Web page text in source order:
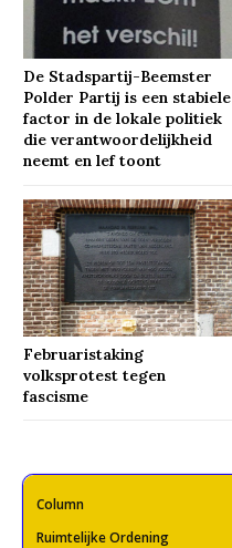
De Stadspartij-Beemster
Polder Partij is een stabiele
factor in de lokale politiek
die verantwoordelijkheid
neemt en lef toont
Februaristaking
volksprotest tegen
fascisme
Column
Ruimtelijke Ordening